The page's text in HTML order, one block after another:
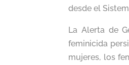
desde el
La Alerta de
feminicida
mujeres, los